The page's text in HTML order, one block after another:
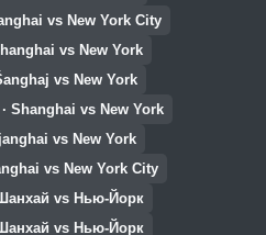
vs New York City
vs New York
vs New York
Shanghai vs New York
vs New York
vs New York City
vs Нью-Йорк
vs Нью-Йорк